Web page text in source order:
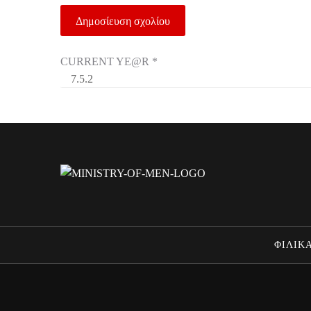
CURRENT YE@R *